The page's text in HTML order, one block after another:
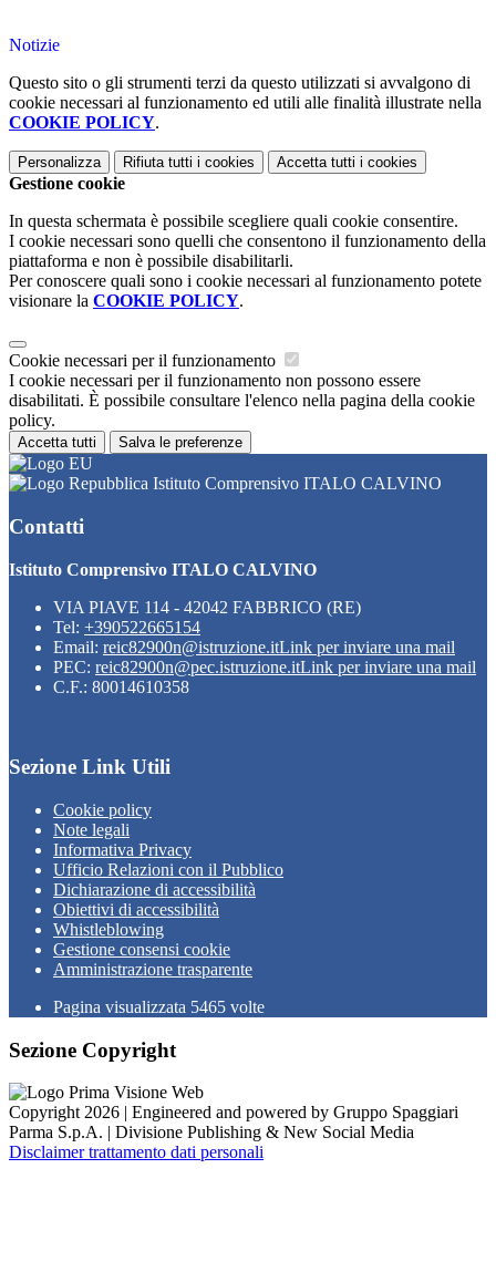
Notizie
Questo sito o gli strumenti terzi da questo utilizzati si avvalgono di
cookie necessari al funzionamento ed utili alle finalità illustrate nella
COOKIE POLICY.
Personalizza Rifiuta tutti i cookies Accetta tutti i cookies
Gestione cookie
In questa schermata è possibile scegliere quali cookie consentire.
I cookie necessari sono quelli che consentono il funzionamento della
piattaforma e non è possibile disabilitarli.
Per conoscere quali sono i cookie necessari al funzionamento potete
visionare la COOKIE POLICY.
Cookie necessari per il funzionamento
I cookie necessari per il funzionamento non possono essere
disabilitati. È possibile consultare l'elenco nella pagina della cookie
policy.
Accetta tutti Salva le preferenze
Istituto Comprensivo ITALO CALVINO
Contatti
Istituto Comprensivo ITALO CALVINO
VIA PIAVE 114 - 42042 FABBRICO (RE)
Tel: +390522665154
Email: reic82900n@istruzione.itLink per inviare una mail
PEC: reic82900n@pec.istruzione.itLink per inviare una mail
C.F.: 80014610358
Sezione Link Utili
Cookie policy
Note legali
Informativa Privacy
Ufficio Relazioni con il Pubblico
Dichiarazione di accessibilità
Obiettivi di accessibilità
Whistleblowing
Gestione consensi cookie
Amministrazione trasparente
Pagina visualizzata 5465 volte
Sezione Copyright
Copyright 2026 | Engineered and powered by Gruppo Spaggiari
Parma S.p.A. | Divisione Publishing & New Social Media
Disclaimer trattamento dati personali